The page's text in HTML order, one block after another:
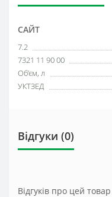
САЙТ
7.2
7321 11 90 00
Об’єм, л
УКТЗЕД
Відгуки (0)
Відгуків про цей